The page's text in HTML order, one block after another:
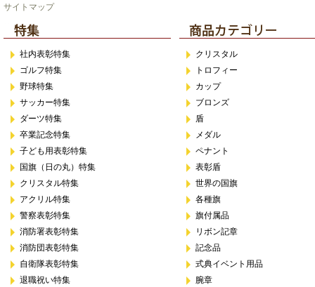
サイトマップ
社内表彰特集
ゴルフ特集
野球特集
サッカー特集
ダーツ特集
卒業記念特集
子ども用表彰特集
国旗（日の丸）特集
クリスタル特集
アクリル特集
警察表彰特集
消防署表彰特集
消防団表彰特集
自衛隊表彰特集
退職祝い特集
クリスタル
トロフィー
カップ
ブロンズ
盾
メダル
ペナント
表彰盾
世界の国旗
各種旗
旗付属品
リボン記章
記念品
式典イベント用品
腕章